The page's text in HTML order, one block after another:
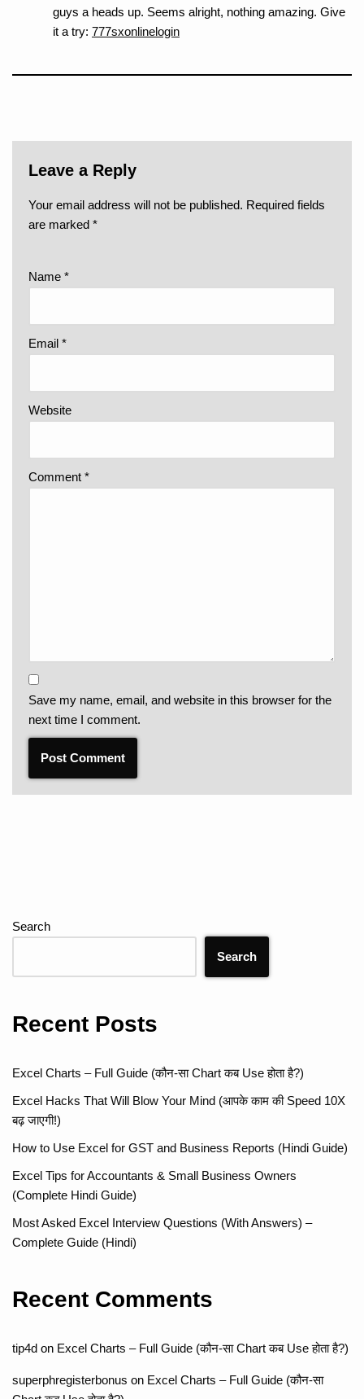
guys a heads up. Seems alright, nothing amazing. Give
it a try: 777sxonlinelogin
Leave a Reply
Your email address will not be published. Required fields
are marked *
Name *
Email *
Website
Comment *
Save my name, email, and website in this browser for the
next time I comment.
Search
Search
Recent Posts
Excel Charts – Full Guide (कौन-सा Chart कब Use होता है?)
Excel Hacks That Will Blow Your Mind (आपके काम की Speed 10X
बढ़ जाएगी!)
How to Use Excel for GST and Business Reports (Hindi Guide)
Excel Tips for Accountants & Small Business Owners
(Complete Hindi Guide)
Most Asked Excel Interview Questions (With Answers) –
Complete Guide (Hindi)
Recent Comments
tip4d on Excel Charts – Full Guide (कौन-सा Chart कब Use होता है?)
superphregisterbonus on Excel Charts – Full Guide (कौन-सा